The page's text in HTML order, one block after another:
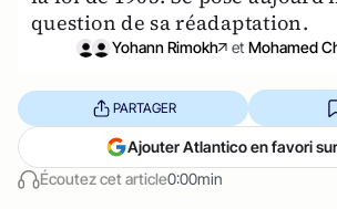
question de sa réadaptation.
Yohann Rimokh et Mohamed
Écoutez cet article0:00min
PARTAGER
Ajouter Atlantico en favori